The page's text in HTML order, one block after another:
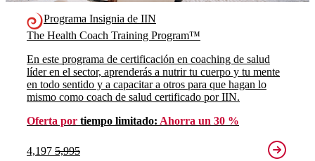
Programa Insignia de IIN
The Health Coach Training Program™
En este programa de certificación en coaching de salud
líder en el sector, aprenderás a nutrir tu cuerpo y tu mente
en todo sentido y a capacitar a otros para que hagan lo
mismo como coach de salud certificado por IIN.
Oferta por tiempo limitado: Ahorra un 30 %
4,197 5,995